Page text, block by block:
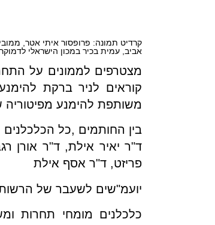
קרדיט תמונה: פרופסור איתי אטר,
אביב, עמית בכיר במכון הישראלי
מצטרפים לממונים על
קוראים לניר ברקת
משותפת להימנע מפיטוריה
בין החותמים ,כל
ד"ר יאיר אילת, ד"ר אורן
פריזט, ד"ר אסף אילת
יועמ"שים לשעבר של הרשות:
כלכלנים מומחי תחרות